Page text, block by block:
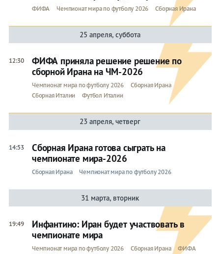
ФИФА Чемпионат мира по футболу 2026 Сборная Ирана
25 апреля, суббота
12:30
ФИФА приняла решение решение по
сборной Ирана на ЧМ-2026
Чемпионат мира по футболу 2026
Сборная Ирана
Сборная Италии
Футбол Италии
23 апреля, четверг
14:53
Сборная Ирана готова сыграть на
чемпионате мира-2026
Сборная Ирана Чемпионат мира по футболу 2026
31 марта, вторник
19:49
Инфантино: Иран будет участвовать в
чемпионате мира
Чемпионат мира по футболу 2026 Сборная Ирана ФИФА